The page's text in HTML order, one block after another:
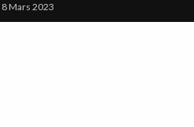
8 Mars 2023